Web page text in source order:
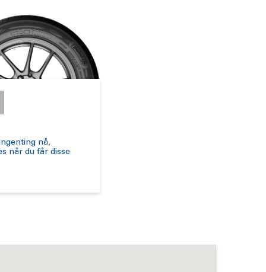
nå,
når du får disse